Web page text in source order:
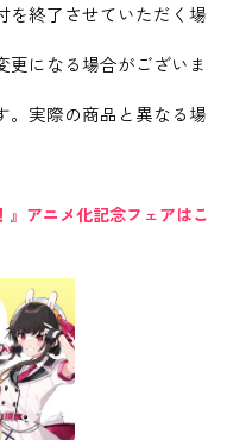
終了させていただく場
になる場合がございま
実際の商品と異なる場
アニメ化記念フェアはこ